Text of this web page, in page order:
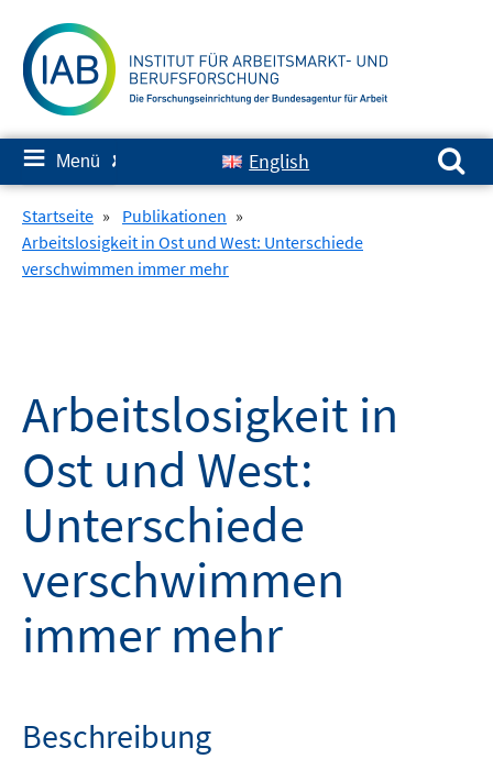
zum
Inhalt
≡ Menü ✘ English
Suchen nach:
Startseite » Publikationen »
Arbeitslosigkeit in Ost und West: Unterschiede
verschwimmen immer mehr
Arbeitslosigkeit in
Ost und West:
Unterschiede
verschwimmen
immer mehr
Beschreibung